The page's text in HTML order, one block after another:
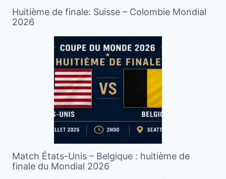
Huitième de finale: Suisse – Colombie Mondial
2026
Match États-Unis – Belgique : huitième de
finale du Mondial 2026